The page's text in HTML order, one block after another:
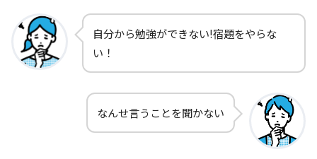
自分から勉強ができない!宿題をやらな
い！
なんせ言うことを聞かない